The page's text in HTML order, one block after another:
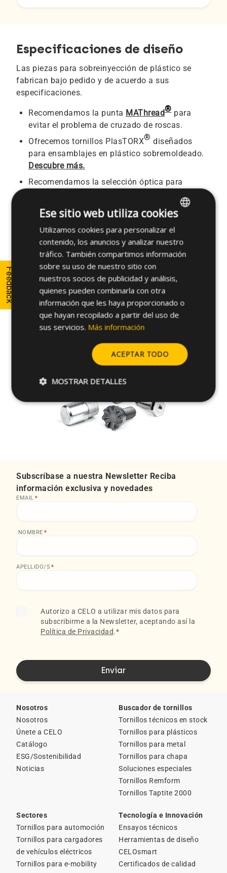
Especificaciones de diseño
Las piezas para sobreinyección de plástico se
fabrican bajo pedido y de acuerdo a sus
especificaciones.
Recomendamos la punta MAThread®para
evitar el problema de cruzado de roscas.
Ofrecemos tornillos PlasTORX® diseñados
para ensamblajes en plástico sobremoldeado.
Descubre más.
Recomendamos la selección óptica para
nuestros ingenieros de aplicaciones.
Nuestro equipo de expertos está listo para
ayudarle.
Contáctenos
Subscríbase a nuestra Newsletter Reciba
información exclusiva y novedades
EMAIL *
NOMBRE *
APELLIDO/S *
Autorizo a CELO a utilizar mis datos para
subscribirme a la Newsletter, aceptando así la
Política de Privacidad.*
Nosotros
Nosotros
Únete a CELO
Catálogo
ESG/Sostenibilidad
Noticias
Buscador de tornillos
Tornillos técnicos en stock
Tornillos para plásticos
Tornillos para metal
Tornillos para chapa
Soluciones especiales
Tornillos Remform
Tornillos Taptite 2000
Sectores
Tornillos para automoción
Tornillos para cargadores
de vehículos eléctricos
Tornillos para e-mobility
Tecnología e Innovación
Ensayos técnicos
Herramientas de diseño
CELOsmart
Certificados de calidad
Feedback
ENGLISH
SPANISH
GERMAN
Ese sitio web utiliza cookies
Utilizamos cookies para personalizar el
contenido, los anuncios y analizar nuestro
tráfico. También compartimos información
sobre su uso de nuestro sitio con
nuestros socios de publicidad y análisis,
quienes pueden combinarla con otra
información que les haya proporcionado o
que hayan recopilado a partir del uso de
sus servicios. Más información
ACEPTAR TODO
MOSTRAR DETALLES